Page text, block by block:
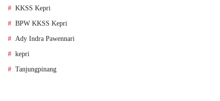
KKSS Kepri
BPW KKSS Kepri
Ady Indra Pawennari
kepri
Tanjungpinang